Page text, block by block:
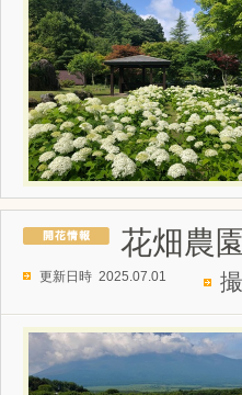
花畑農
更新日時 2025.07.01